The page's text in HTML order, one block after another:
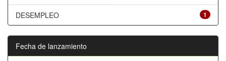
1
DESEMPLEO
Fecha de lanzamiento